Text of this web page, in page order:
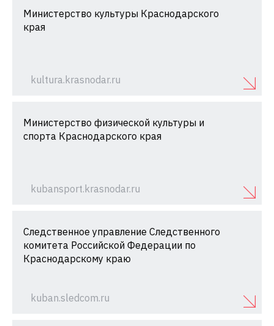
Министерство культуры Краснодарского
края
kultura.krasnodar.ru
Министерство физической культуры и
спорта Краснодарского края
kubansport.krasnodar.ru
Следственное управление Следственного
комитета Российской Федерации по
Краснодарскому краю
kuban.sledcom.ru